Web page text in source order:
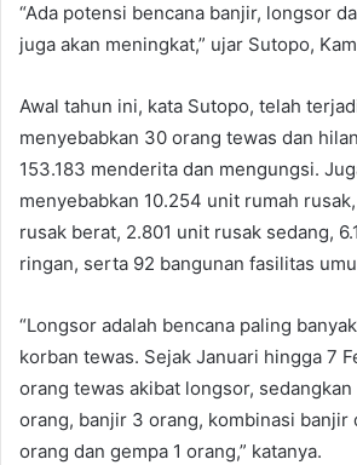
“Ada potensi bencana banjir, longsor
juga akan meningkat,” ujar Sutopo,
Awal tahun ini, kata Sutopo, telah
menyebabkan 30 orang tewas dan
153.183 menderita dan mengungsi.
menyebabkan 10.254 unit rumah
rusak berat, 2.801 unit rusak sedang,
ringan, serta 92 bangunan fasilitas
“Longsor adalah bencana paling
korban tewas. Sejak Januari hingga 7
orang tewas akibat longsor,
orang, banjir 3 orang, kombinasi banjir
orang dan gempa 1 orang,” katanya.